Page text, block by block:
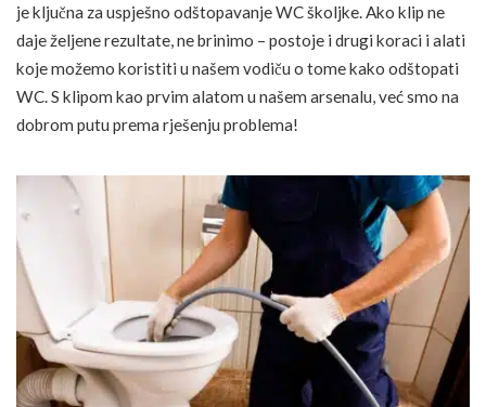
je ključna za uspješno odštopavanje WC školjke. Ako klip ne
daje željene rezultate, ne brinimo – postoje i drugi koraci i alati
koje možemo koristiti u našem vodiču o tome kako odštopati
WC. S klipom kao prvim alatom u našem arsenalu, već smo na
dobrom putu prema rješenju problema!